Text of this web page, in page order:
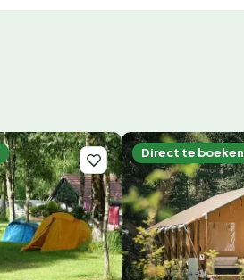
Direct te boeken